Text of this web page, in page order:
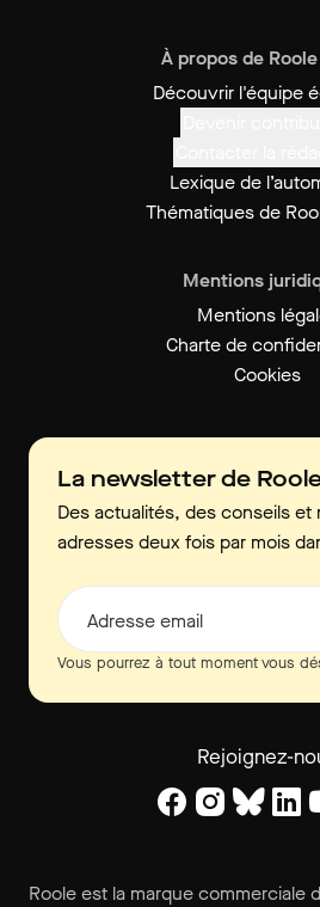
À propos de
Découvrir l'équipe
Lexique de
Thématiques de
Mentions
Mentions
Charte de
Cookies
La newsletter de
Des actualités, des conseils et
adresses deux fois par mois
Adresse email
Vous pourrez à tout moment vous
Rejoignez-
Roole est la marque commerciale